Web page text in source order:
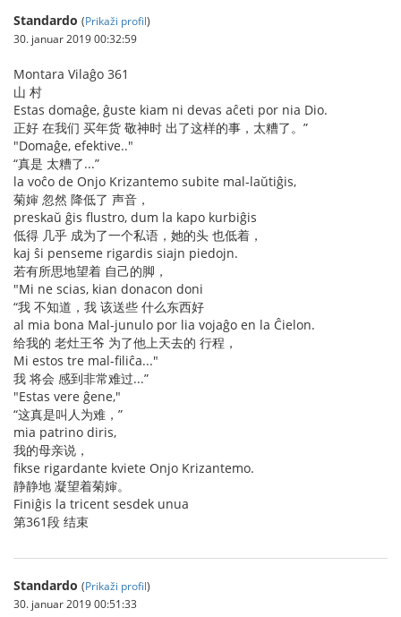
Standardo (Prikaži profil)
30. januar 2019 00:32:59
Montara Vilaĝo 361
山 村
Estas domaĝe, ĝuste kiam ni devas aĉeti por nia Dio.
正好 在我们 买年货 敬神时 出了这样的事，太糟了。”
"Domaĝe, efektive.."
“真是 太糟了...”
la voĉo de Onjo Krizantemo subite mal-laŭtiĝis,
菊婶 忽然 降低了 声音，
preskaŭ ĝis flustro, dum la kapo kurbiĝis
低得 几乎 成为了一个私语，她的头 也低着，
kaj ŝi penseme rigardis siajn piedojn.
若有所思地望着 自己的脚，
"Mi ne scias, kian donacon doni
“我 不知道，我 该送些 什么东西好
al mia bona Mal-junulo por lia vojaĝo en la Ĉielon.
给我的 老灶王爷 为了他上天去的 行程，
Mi estos tre mal-filiĉa..."
我 将会 感到非常难过...”
"Estas vere ĝene,"
“这真是叫人为难，”
mia patrino diris,
我的母亲说，
fikse rigardante kviete Onjo Krizantemo.
静静地 凝望着菊婶。
Finiĝis la tricent sesdek unua
第361段 结束
Standardo (Prikaži profil)
30. januar 2019 00:51:33